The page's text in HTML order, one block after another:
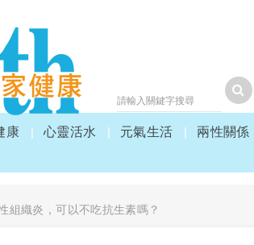
康 心靈活水 元氣生活 兩性關係
組織炎，可以不吃抗生素嗎？